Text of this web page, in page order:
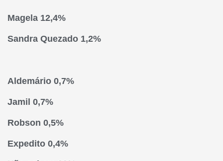
Magela 12,4%
Sandra Quezado 1,2%
Aldemário 0,7%
Jamil 0,7%
Robson 0,5%
Expedito 0,4%